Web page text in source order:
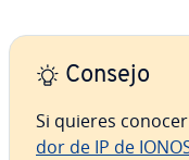
Consejo
Si quieres
dor de IP de